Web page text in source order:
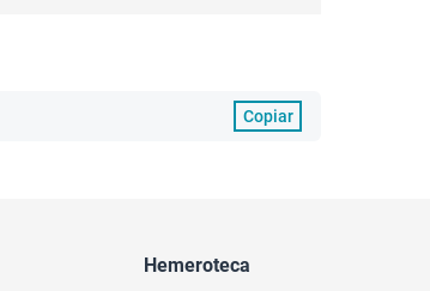
Copiar
Hemeroteca